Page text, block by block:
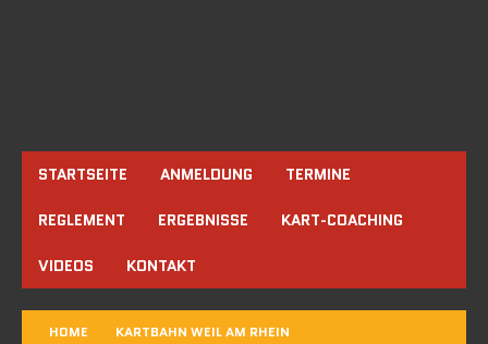
STARTSEITE ANMELDUNG TERMINE
REGLEMENT ERGEBNISSE KART-COACHING
VIDEOS KONTAKT
HOME KARTBAHN WEIL AM RHEIN